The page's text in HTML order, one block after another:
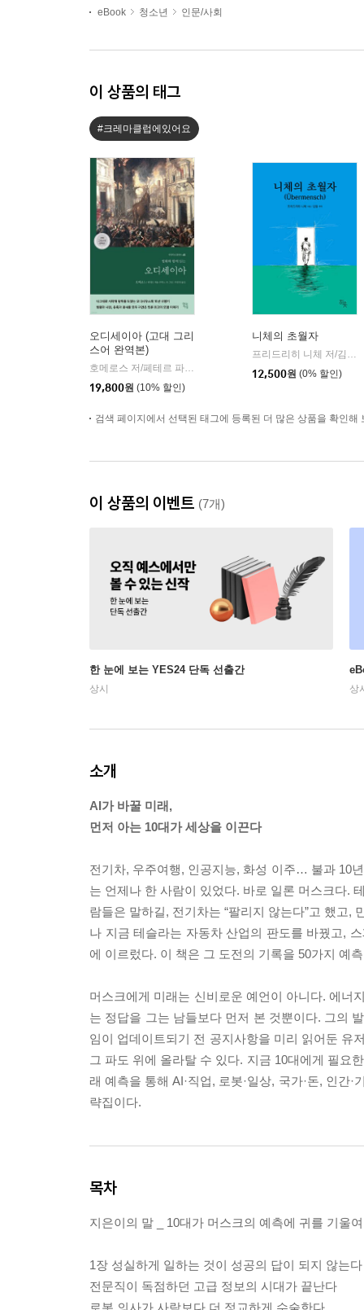
eBook 청소년 인문/사회
이 상품의 태그
#크레마클럽에있어요
오디세이아 (고대 그리
스어 완역본)
| 현대지성
19,800원 (10% 할인)
니체의 초월자
12,500원 (0% 할인)
검색 페이지에서 선택된 태그에 등록된 더 많은 상품을 확인해
이 상품의 이벤트 (7개)
한 눈에 보는 YES24 단독 선출간
상시 상
소개
AI가 바꿀 미래,
먼저 아는 10대가 세상을 이끈다
전기차, 우주여행, 인공지능, 화성 이주… 불과 10
는 언제나 한 사람이 있었다. 바로 일론 머스크다.
람들은 말하길, 전기차는 “팔리지 않는다”고 했고,
나 지금 테슬라는 자동차 산업의 판도를 바꿨고,
에 이르렀다. 이 책은 그 도전의 기록을 50가지 예
머스크에게 미래는 신비로운 예언이 아니다. 에너
는 정답을 그는 남들보다 먼저 본 것뿐이다. 그의
임이 업데이트되기 전 공지사항을 미리 읽어둔 유
그 파도 위에 올라탈 수 있다. 지금 10대에게 필요
래 예측을 통해 AI·직업, 로봇·일상, 국가·돈, 인간
략집이다.
목차
지은이의 말 _ 10대가 머스크의 예측에 귀를 기울
1장 성실하게 일하는 것이 성공의 답이 되지 않는다
전문직이 독점하던 고급 정보의 시대가 끝난다
로봇 의사가 사람보다 더 정교하게 수술한다